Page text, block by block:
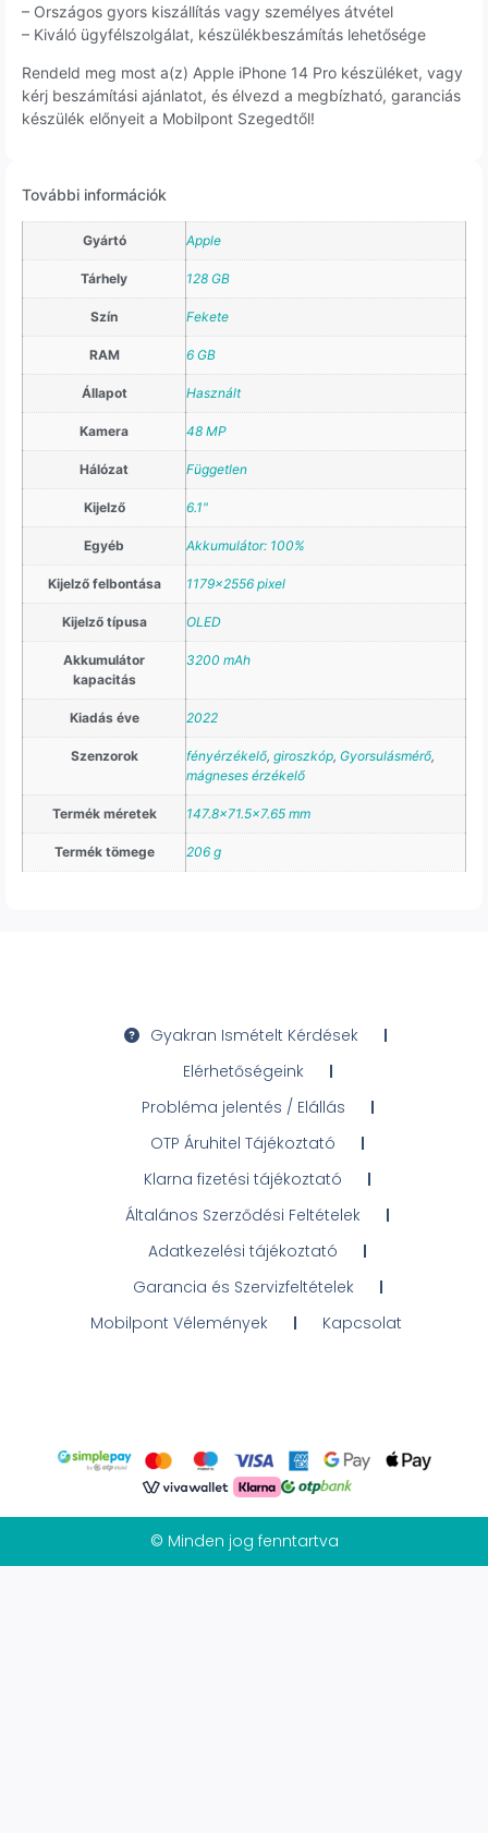
– Országos gyors kiszállítás vagy személyes átvétel
– Kiváló ügyfélszolgálat, készülékbeszámítás lehetősége
Rendeld meg most a(z) Apple iPhone 14 Pro készüléket, vagy
kérj beszámítási ajánlatot, és élvezd a megbízható, garanciás
készülék előnyeit a Mobilpont Szegedtől!
További információk
Gyártó Apple
Tárhely 128 GB
Szín Fekete
RAM 6 GB
Állapot Használt
Kamera 48 MP
Hálózat Független
Kijelző 6.1"
Egyéb Akkumulátor: 100%
Kijelző felbontása 1179×2556 pixel
Kijelző típusa OLED
Akkumulátor
kapacitás
3200 mAh
Kiadás éve 2022
Szenzorok fényérzékelő, giroszkóp, Gyorsulásmérő,
mágneses érzékelő
Termék méretek 147.8×71.5×7.65 mm
Termék tömege 206 g
Gyakran Ismételt Kérdések
Elérhetőségeink
Probléma jelentés / Elállás
OTP Áruhitel Tájékoztató
Klarna fizetési tájékoztató
Általános Szerződési Feltételek
Adatkezelési tájékoztató
Garancia és Szervizfeltételek
Mobilpont Vélemények
Kapcsolat
© Minden jog fenntartva